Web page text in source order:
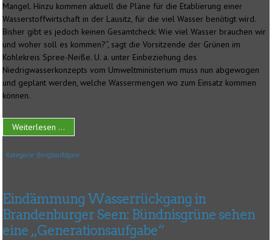
Mangel. Hinzu kommen aktuell die Pläne für die Etablierung einer
Wasserstoffwirtschaft in der Lausitz, für die viel Wasser benötigt wird.
Bisher gibt es jedoch keinen Gesamtcheck: Wie viel Wasser brauchen wir
und woher soll es kommen?“, sagt die Vorsitzende der Grünen im
Kohlekreis Spree-Neiße. U. a. unter Einbeziehung des
Niedrigwasserkonzepts vom Umweltministerium muss nun abgewogen
und geplant werden, welche Wassermengen wo zum Einsatz kommen
können.
Weiterlesen ...
Kategorie: Bergbaufolgen
Eindämmung Wasserrückgang in
Brandenburger Seen: Bündnisgrüne sehen
eine „Generationsaufgabe“